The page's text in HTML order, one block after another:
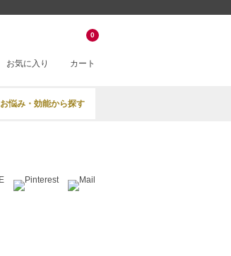
お気に入り カート
0
お悩み・効能から探す